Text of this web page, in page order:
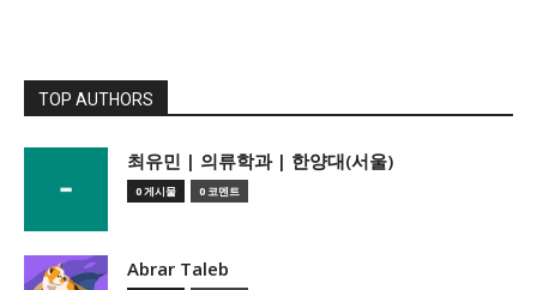
TOP AUTHORS
­최유민 | 의류학과 | 한양대(서울)
0 게시물 0 코멘트
Abrar Taleb